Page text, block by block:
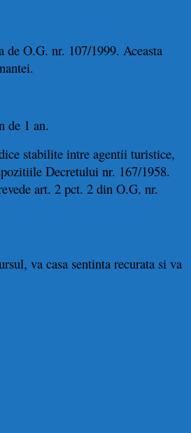
O.G. nr. 107/1999. Aceasta
de 1 an.
stabilite intre agentii turistice,
Decretului nr. 167/1958.
art. 2 pct. 2 din O.G. nr.
va casa sentinta recurata si va